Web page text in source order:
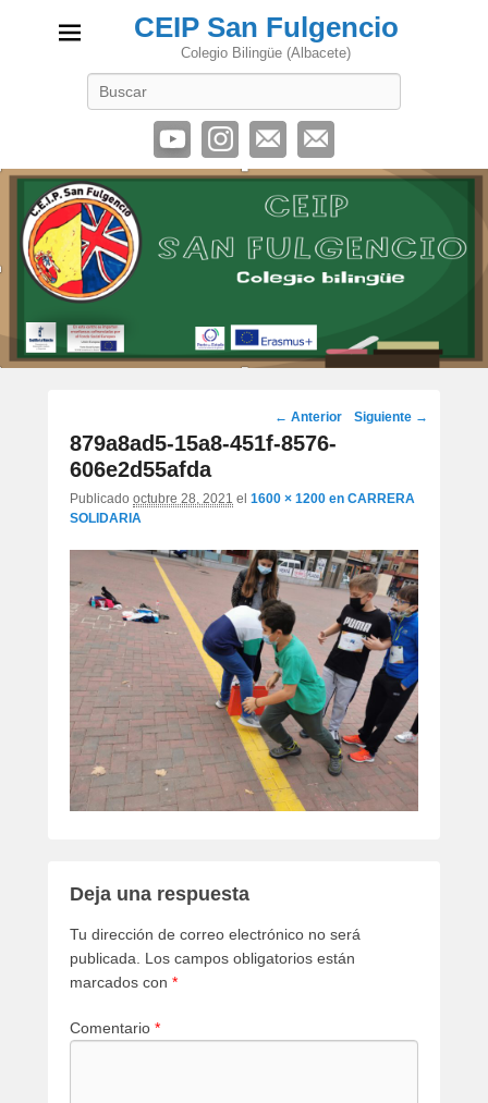
CEIP San Fulgencio
Colegio Bilingüe (Albacete)
Navegación
de
← Anterior Siguiente →
879a8ad5-15a8-451f-8576-
606e2d55afda
Publicado octubre 28, 2021 el 1600 × 1200 en CARRERA
SOLIDARIA
Deja una respuesta
Tu dirección de correo electrónico no será
publicada.
Los campos obligatorios están
marcados con *
Comentario *